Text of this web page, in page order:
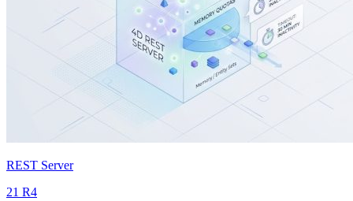
REST Server
21 R4